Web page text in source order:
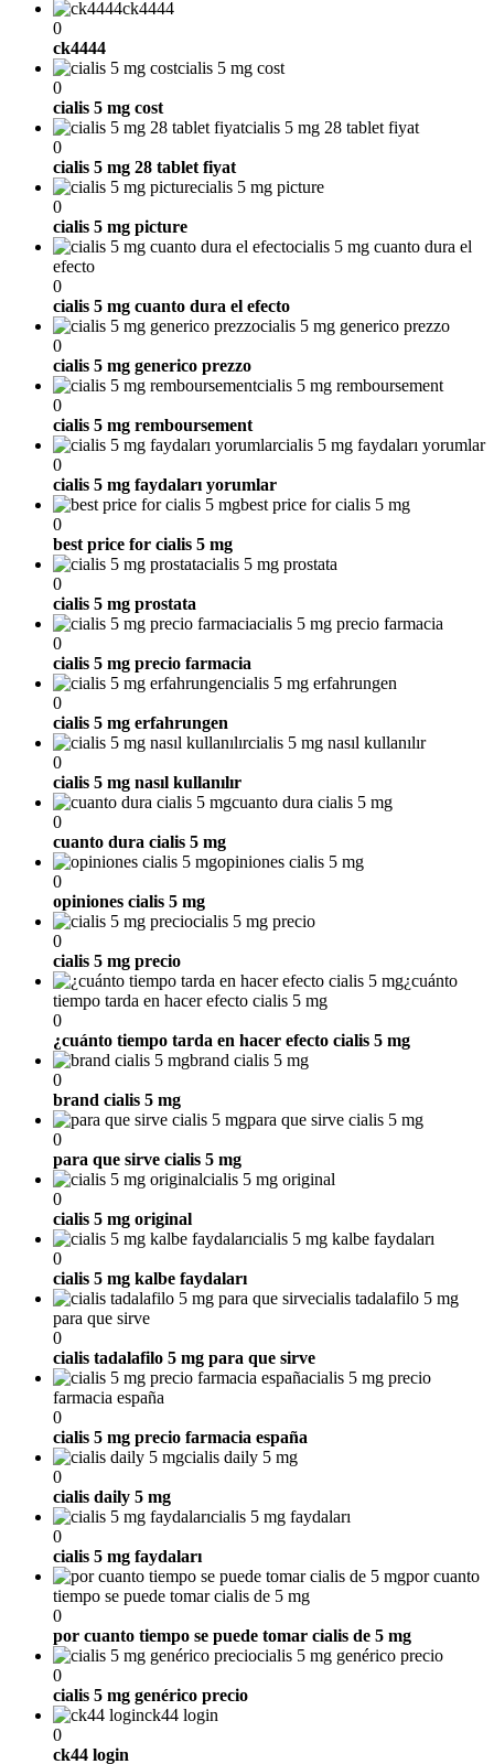
ck4444
0
ck4444
cialis 5 mg cost
0
cialis 5 mg cost
cialis 5 mg 28 tablet fiyat
0
cialis 5 mg 28 tablet fiyat
cialis 5 mg picture
0
cialis 5 mg picture
cialis 5 mg cuanto dura el
efecto
0
cialis 5 mg cuanto dura el efecto
cialis 5 mg generico prezzo
0
cialis 5 mg generico prezzo
cialis 5 mg remboursement
0
cialis 5 mg remboursement
cialis 5 mg faydaları yorumlar
0
cialis 5 mg faydaları yorumlar
best price for cialis 5 mg
0
best price for cialis 5 mg
cialis 5 mg prostata
0
cialis 5 mg prostata
cialis 5 mg precio farmacia
0
cialis 5 mg precio farmacia
cialis 5 mg erfahrungen
0
cialis 5 mg erfahrungen
cialis 5 mg nasıl kullanılır
0
cialis 5 mg nasıl kullanılır
cuanto dura cialis 5 mg
0
cuanto dura cialis 5 mg
opiniones cialis 5 mg
0
opiniones cialis 5 mg
cialis 5 mg precio
0
cialis 5 mg precio
¿cuánto
tiempo tarda en hacer efecto cialis 5 mg
0
¿cuánto tiempo tarda en hacer efecto cialis 5 mg
brand cialis 5 mg
0
brand cialis 5 mg
para que sirve cialis 5 mg
0
para que sirve cialis 5 mg
cialis 5 mg original
0
cialis 5 mg original
cialis 5 mg kalbe faydaları
0
cialis 5 mg kalbe faydaları
cialis tadalafilo 5 mg
para que sirve
0
cialis tadalafilo 5 mg para que sirve
cialis 5 mg precio
farmacia españa
0
cialis 5 mg precio farmacia españa
cialis daily 5 mg
0
cialis daily 5 mg
cialis 5 mg faydaları
0
cialis 5 mg faydaları
por cuanto
tiempo se puede tomar cialis de 5 mg
0
por cuanto tiempo se puede tomar cialis de 5 mg
cialis 5 mg genérico precio
0
cialis 5 mg genérico precio
ck44 login
0
ck44 login